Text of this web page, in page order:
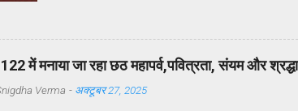
समस्याएँ उठाने के बावजूद ठोस कार्यवाही नहीं हो रही
सेक्टर 122 के अध्यक्ष डॉ उमेश शर्मा ने नोएडा की
उनके अनुसार सांसद और विधायक को बार-बार अवगत
दौरों की संख्या अत्यंत सीमित है।नागरिकों की शिकायतें
में मनाया जा रहा छठ महापर्व,पवित्रता, संयम और
Verma - अक्टूबर 27, 2025